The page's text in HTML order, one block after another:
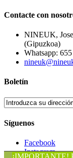
Contacte con
NINEUK,
(Gipuzkoa)
Whatsapp:
Boletín
Síguenos
Facebook
Instagram